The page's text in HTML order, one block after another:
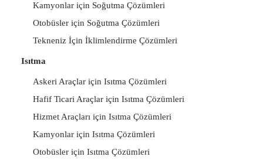
Kamyonlar için Soğutma Çözümleri
Otobüsler için Soğutma Çözümleri
Tekneniz İçin İklimlendirme Çözümleri
Isıtma
Askeri Araçlar için Isıtma Çözümleri
Hafif Ticari Araçlar için Isıtma Çözümleri
Hizmet Araçları için Isıtma Çözümleri
Kamyonlar için Isıtma Çözümleri
Otobüsler için Isıtma Çözümleri